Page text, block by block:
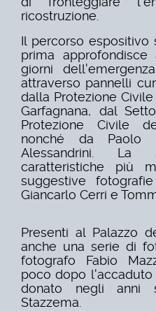
ricostruzione.
Il percorso espositivo
prima
giorni
attraverso pannelli
dalla Protezione
Garfagnana, dal
Protezione Civile
nonché da Paolo
Alessandrini.
caratteristiche più
suggestive
Giancarlo Cerri e
Presenti al Palazzo
anche una serie di
fotografo Fabio
poco dopo
donato negli anni
Stazzema.